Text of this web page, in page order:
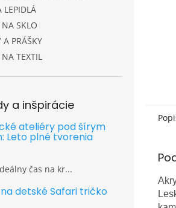
LEPIDLÁ
NA SKLO
A PRÁŠKY
NA TEXTIL
a inšpirácie
ateliéry pod šírym
Leto plné tvorenia
čas na kr...
detské Safari tričko